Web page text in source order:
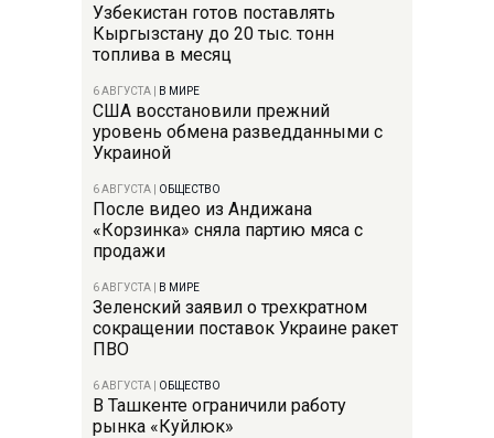
Узбекистан готов поставлять
Кыргызстану до 20 тыс. тонн
топлива в месяц
6 АВГУСТА В МИРЕ
США восстановили прежний
уровень обмена разведданными с
Украиной
6 АВГУСТА ОБЩЕСТВО
После видео из Андижана
«Корзинка» сняла партию мяса с
продажи
6 АВГУСТА В МИРЕ
Зеленский заявил о трехкратном
сокращении поставок Украине ракет
ПВО
6 АВГУСТА ОБЩЕСТВО
В Ташкенте ограничили работу
рынка «Куйлюк»